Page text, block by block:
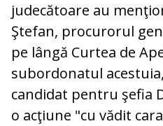
judecătoare au
Ştefan, procurorul
pe lângă Curtea de
subordonatul
candidat pentru şefia
o acţiune "cu vădit